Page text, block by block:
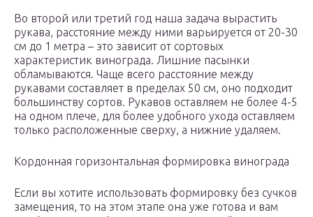
Во второй или третий год наша задача вырастить
рукава, расстояние между ними варьируется от 20-30
см до 1 метра – это зависит от сортовых
характеристик винограда. Лишние пасынки
обламываются. Чаще всего расстояние между
рукавами составляет в пределах 50 см, оно подходит
большинству сортов. Рукавов оставляем не более 4-5
на одном плече, для более удобного ухода оставляем
только расположенные сверху, а нижние удаляем.
Кордонная горизонтальная формировка винограда
Если вы хотите использовать формировку без сучков
замещения, то на этом этапе она уже готова и вам